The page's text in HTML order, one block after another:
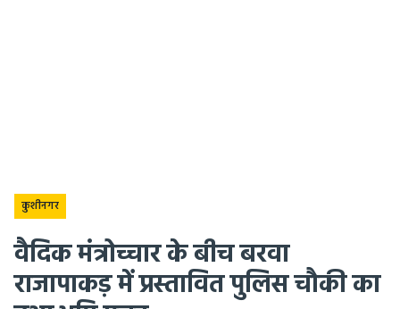
कुशीनगर
वैदिक मंत्रोच्चार के बीच बरवा
राजापाकड़ में प्रस्तावित पुलिस चौकी का